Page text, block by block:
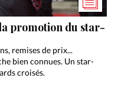
promotion du star-
remises de prix...
bien connues. Un star-
croisés.